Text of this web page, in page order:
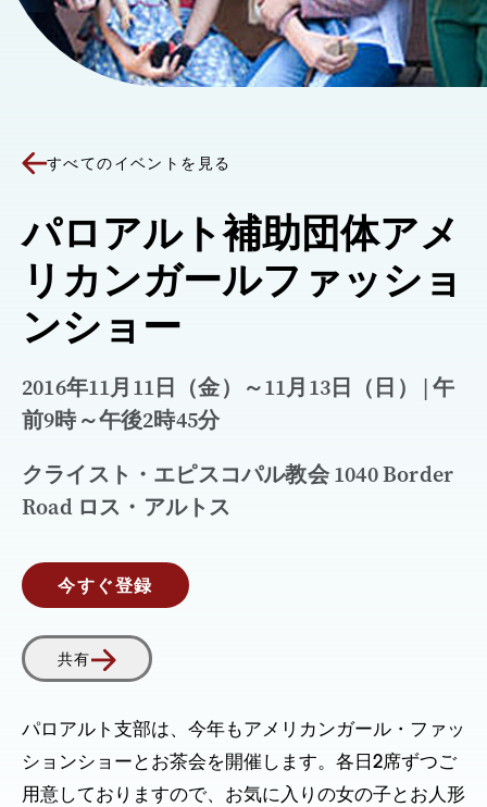
すべてのイベントを見る
パロアルト補助団体アメ
リカンガールファッショ
ンショー
2016年11月11日（金）～11月13日（日） | 午
前9時～午後2時45分
クライスト・エピスコパル教会 1040 Border
Road ロス・アルトス
今すぐ登録
共有
パロアルト支部は、今年もアメリカンガール・ファッ
ションショーとお茶会を開催します。各日2席ずつご
用意しておりますので、お気に入りの女の子とお人形